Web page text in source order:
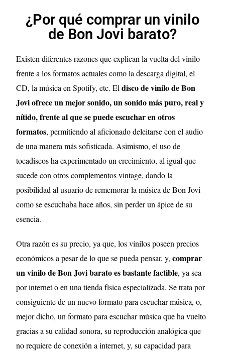
¿Por qué comprar un vinilo
de Bon Jovi barato?
Existen diferentes razones que explican la vuelta del vinilo
frente a los formatos actuales como la descarga digital, el
CD, la música en Spotify, etc. El disco de vinilo de Bon
Jovi ofrece un mejor sonido, un sonido más puro, real y
nítido, frente al que se puede escuchar en otros
formatos, permitiendo al aficionado deleitarse con el audio
de una manera más sofisticada. Asimismo, el uso de
tocadiscos ha experimentado un crecimiento, al igual que
sucede con otros complementos vintage, dando la
posibilidad al usuario de rememorar la música de Bon Jovi
como se escuchaba hace años, sin perder un ápice de su
esencia.
Otra razón es su precio, ya que, los vinilos poseen precios
económicos a pesar de lo que se pueda pensar, y,comprar
un vinilo de Bon Jovi barato es bastante factible, ya sea
por internet o en una tienda física especializada. Se trata por
consiguiente de un nuevo formato para escuchar música, o,
mejor dicho, un formato para escuchar música que ha vuelto
gracias a su calidad sonora, su reproducción analógica que
no requiere de conexión a internet, y, su capacidad para